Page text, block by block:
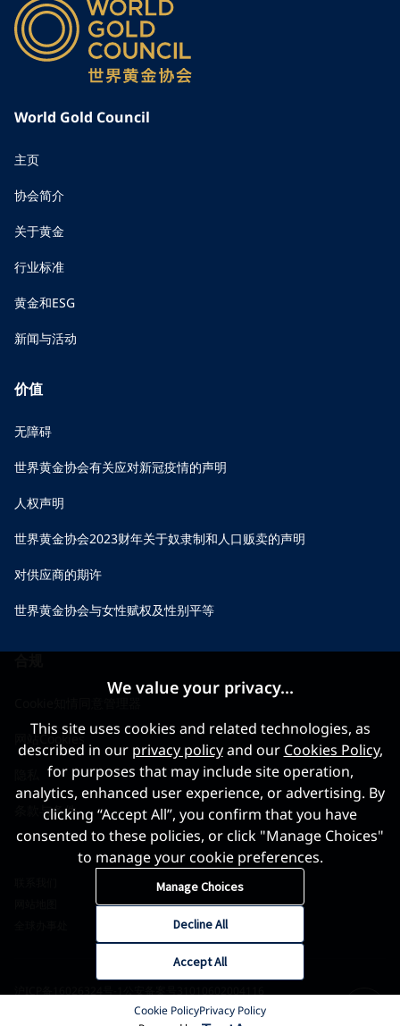
World Gold Council
主页
协会简介
关于黄金
行业标准
黄金和ESG
新闻与活动
价值
无障碍
世界黄金协会有关应对新冠疫情的声明
人权声明
世界黄金协会2023财年关于奴隶制和人口贩卖的声明
对供应商的期许
世界黄金协会与女性赋权及性别平等
网站Cookies
条款与条件
©2026 世界黄金协会 版权所有
We value your privacy...
This site uses cookies and related technologies, as
described in our privacy policyand our Cookies Policy,
for purposes that may include site operation,
analytics, enhanced user experience, or advertising. By
clicking “Accept All”, you confirm that you have
consented to these policies, or click "Manage Choices"
to manage your cookie preferences.
Manage Choices
Accept All
Decline All
Cookie PolicyPrivacy Policy